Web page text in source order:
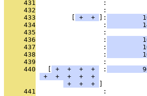
     431
:
     432
:
     433
+ + ]:
     434
                 :
     435
:
     436
                 :
     437
                 :
     438
                 :
     439
:
     440
+ + + + :
+
+ + +
+
+
+ +
     441
: